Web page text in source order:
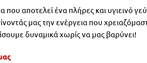
που αποτελεί ένα πλήρες και υγιεινό
μας την ενέργεια που
δυναμικά χωρίς να μας βαρύνει!